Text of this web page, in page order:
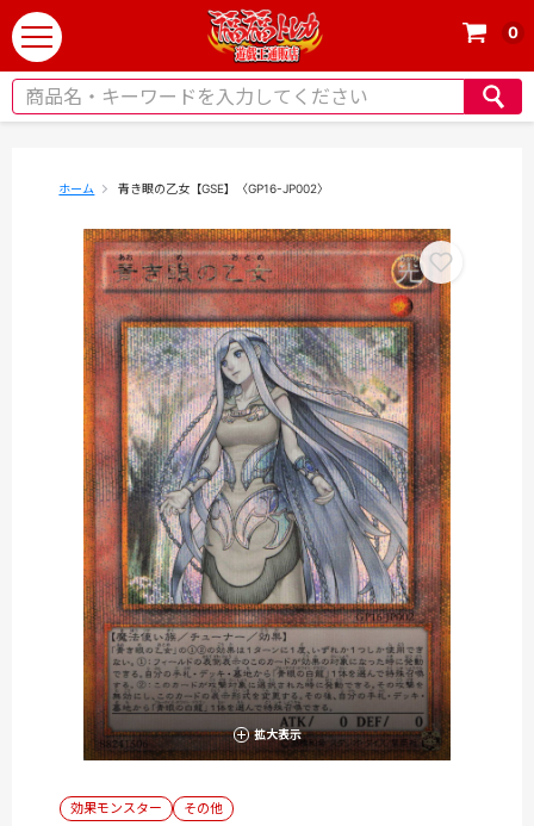
t
o
g
0
ホーム 青き眼の乙女【GSE】〈GP16-JP002〉
拡大表示
効果モンスター その他